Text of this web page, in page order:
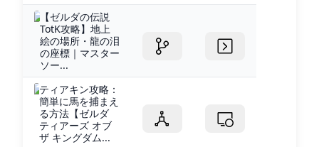
【ゼルダの伝説
TotK攻略】地上
絵の場所・龍の泪
の座標｜マスター
ソー...
ティアキン攻略：
簡単に馬を捕まえ
る方法【ゼルダ
ティアーズ オブ
ザ キングダム...